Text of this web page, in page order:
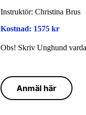
Instruktör: Christina Brus
Kostnad: 1575 kr
Obs! Skriv Unghund
Anmäl här